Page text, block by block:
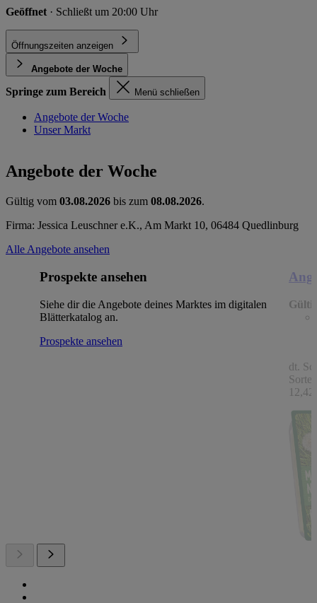
Geöffnet · Schließt um 20:00 Uhr
Öffnungszeiten anzeigen
Angebote der Woche
Springe zum Bereich Menü schließen
Angebote der Woche
Unser Markt
Angebote der Woche
Gültig vom 03.08.2026 bis zum 08.08.2026.
Firma: Jessica Leuschner e.K., Am Markt 10, 06484 Quedlinburg
Alle Angebote ansehen
Prospekte ansehen
Siehe dir die Angebote deines Marktes im digitalen
Blätterkatalog an.
Prospekte ansehen
dt.